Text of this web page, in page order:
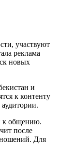
участвуют
реклама
новых
и
к контенту
к общению.
после
Для